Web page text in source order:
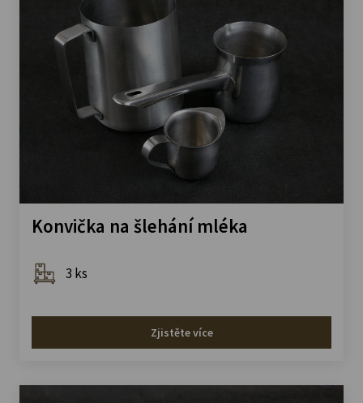
Konvička na šlehání mléka
3 ks
Zjistěte více